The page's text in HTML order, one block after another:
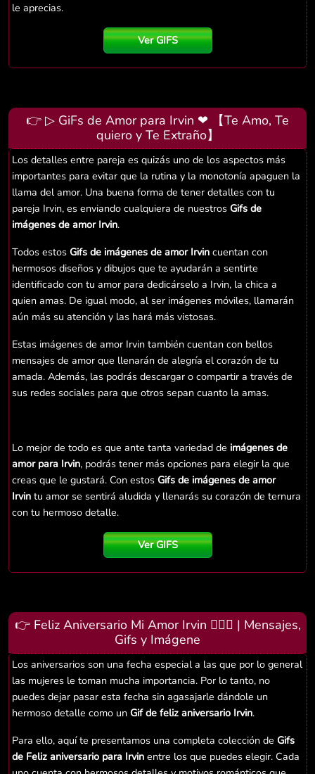
le aprecias.
Ver GIFS
👉 ▷ GiFs de Amor para Irvin ❤ 【Te Amo, Te
quiero y Te Extraño】
Los detalles entre pareja es quizás uno de los aspectos más
importantes para evitar que la rutina y la monotonía apaguen la
llama del amor. Una buena forma de tener detalles con tu
pareja Irvin, es enviando cualquiera de nuestros Gifs de
imágenes de amor Irvin.
Todos estos Gifs de imágenes de amor Irvin cuentan con
hermosos diseños y dibujos que te ayudarán a sentirte
identificado con tu amor para dedicárselo a Irvin, la chica a
quien amas. De igual modo, al ser imágenes móviles, llamarán
aún más su atención y las hará más vistosas.
Estas imágenes de amor Irvin también cuentan con bellos
mensajes de amor que llenarán de alegría el corazón de tu
amada. Además, las podrás descargar o compartir a través de
sus redes sociales para que otros sepan cuanto la amas.
Lo mejor de todo es que ante tanta variedad de imágenes de
amor para Irvin, podrás tener más opciones para elegir la que
creas que le gustará. Con estos Gifs de imágenes de amor
Irvin tu amor se sentirá aludida y llenarás su corazón de ternura
con tu hermoso detalle.
Ver GIFS
👉 Feliz Aniversario Mi Amor Irvin 👨‍❤️‍👨 | Mensajes,
Gifs y Imágene
Los aniversarios son una fecha especial a las que por lo general
las mujeres le toman mucha importancia. Por lo tanto, no
puedes dejar pasar esta fecha sin agasajarle dándole un
hermoso detalle como un Gif de feliz aniversario Irvin.
Para ello, aquí te presentamos una completa colección de Gifs
de Feliz aniversario para Irvin entre los que puedes elegir. Cada